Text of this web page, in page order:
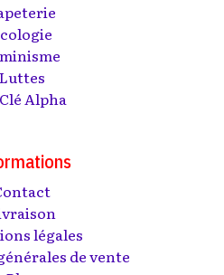
Luttes
Alpha
légales
de vente